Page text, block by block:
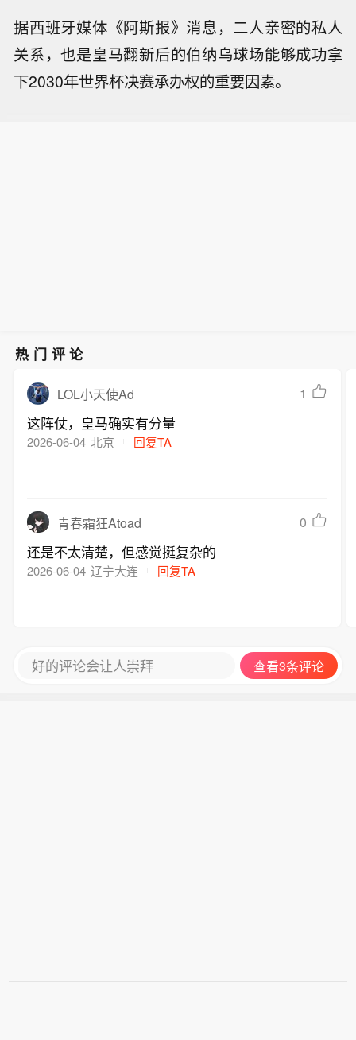
据西班牙媒体《阿斯报》消息，二人亲密的私人
关系，也是皇马翻新后的伯纳乌球场能够成功拿
下2030年世界杯决赛承办权的重要因素。
热门评论
LOL小天使Ad 1
这阵仗，皇马确实有分量
2026-06-04 北京 回复TA
青春霜狂Atoad 0
还是不太清楚，但感觉挺复杂的
2026-06-04 辽宁大连 回复TA
好的评论会让人崇拜 查看3条评论